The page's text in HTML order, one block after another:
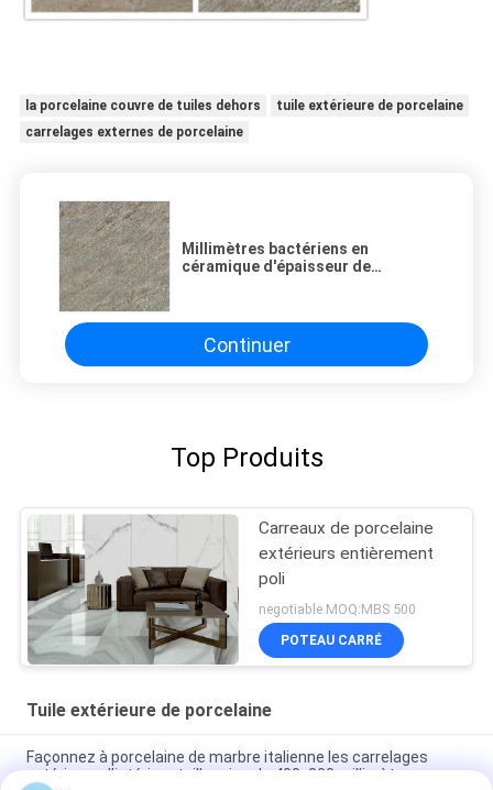
la porcelaine couvre de tuiles dehors
tuile extérieure de porcelaine
carrelages externes de porcelaine
Millimètres bactériens en
céramique d'épaisseur de
Continuer
Top Produits
Carreaux de porcelaine
extérieurs entièrement
poli
negotiable MOQ:MBS 500
POTEAU CARRÉ
Tuile extérieure de porcelaine
Façonnez à porcelaine de marbre italienne les carrelages
extérieurs d'intérieur taille grise de 400x800 millimètre